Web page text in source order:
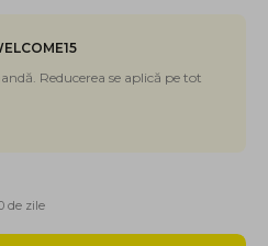
Reducerea se aplică pe tot
de zile